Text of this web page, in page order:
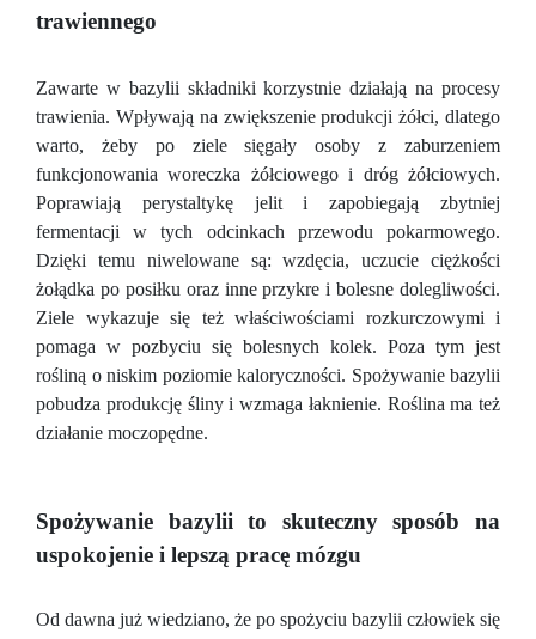
trawiennego
Zawarte w bazylii składniki korzystnie działają na procesy
trawienia. Wpływają na zwiększenie produkcji żółci, dlatego
warto, żeby po ziele sięgały osoby z zaburzeniem
funkcjonowania woreczka żółciowego i dróg żółciowych.
Poprawiają perystaltykę jelit i zapobiegają zbytniej
fermentacji w tych odcinkach przewodu pokarmowego.
Dzięki temu niwelowane są: wzdęcia, uczucie ciężkości
żołądka po posiłku oraz inne przykre i bolesne dolegliwości.
Ziele wykazuje się też właściwościami rozkurczowymi i
pomaga w pozbyciu się bolesnych kolek. Poza tym jest
rośliną o niskim poziomie kaloryczności. Spożywanie bazylii
pobudza produkcję śliny i wzmaga łaknienie. Roślina ma też
działanie moczopędne.
Spożywanie bazylii to skuteczny sposób na
uspokojenie i lepszą pracę mózgu
Od dawna już wiedziano, że po spożyciu bazylii człowiek się